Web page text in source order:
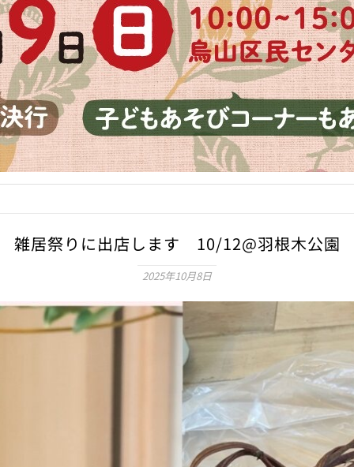
雑居祭りに出店します 10/12@羽根木公園
2025年10月8日